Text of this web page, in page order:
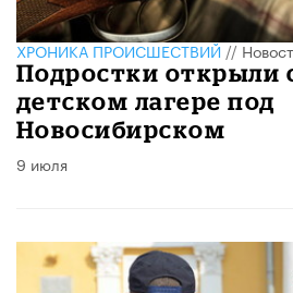
ХРОНИКА ПРОИСШЕСТВИЙ//
Подростки открыли
детском лагере под
Новосибирском
9 июля